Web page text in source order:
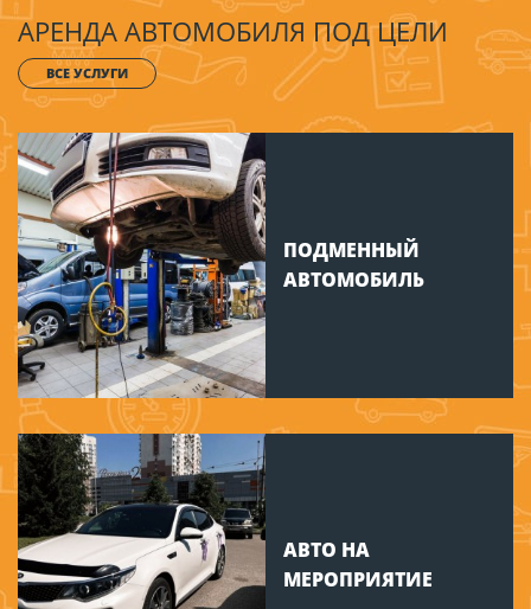
АРЕНДА АВТОМОБИЛЯ ПОД ЦЕЛИ
ВСЕ УСЛУГИ
ПОДМЕННЫЙ
АВТОМОБИЛЬ
АВТО НА
МЕРОПРИЯТИЕ